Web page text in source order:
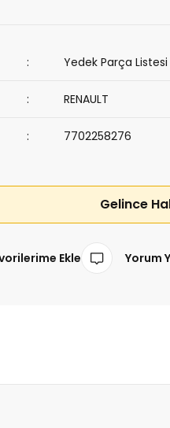
Yedek Parça Listesi
RENAULT
7702258276
Gelince
Yorum